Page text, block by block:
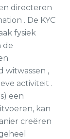
directeren
. De KYC
fysiek
de
witwassen ,
activiteit .
een
kan
creëren